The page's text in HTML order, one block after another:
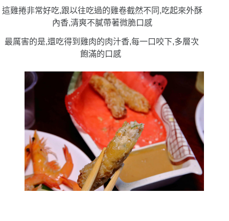
這雞捲非常好吃,跟以往吃過的雞卷截然不同,吃起來外酥
內香,清爽不膩帶著微脆口感
最厲害的是,還吃得到雞肉的肉汁香,每一口咬下,多層次
飽滿的口感